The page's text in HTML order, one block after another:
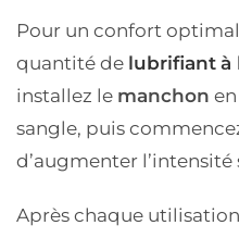
Pour un confort
quantité de lubrifiant à
installez le manchon
sangle, puis
d’augmenter l’intensité
Après chaque